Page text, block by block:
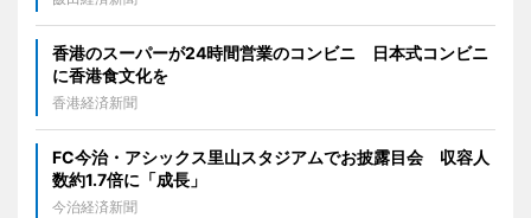
香港のスーパーが24時間営業のコンビニ 日本式コンビニ
に香港食文化を
香港経済新聞
FC今治・アシックス里山スタジアムでお披露目会 収容人
数約1.7倍に「成長」
今治経済新聞